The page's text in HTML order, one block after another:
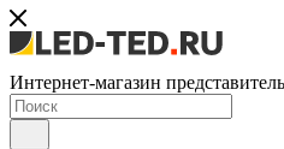
Интернет-магазин